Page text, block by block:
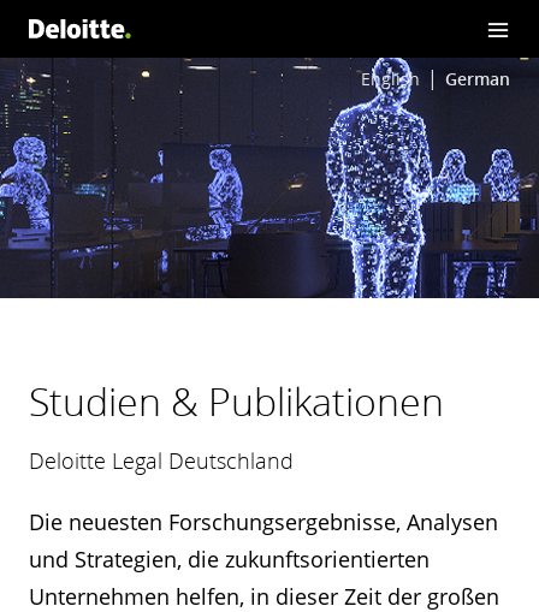
English German
Studien & Publikationen
Deloitte Legal Deutschland
Die neuesten Forschungsergebnisse, Analysen
und Strategien, die zukunftsorientierten
Unternehmen helfen, in dieser Zeit der großen